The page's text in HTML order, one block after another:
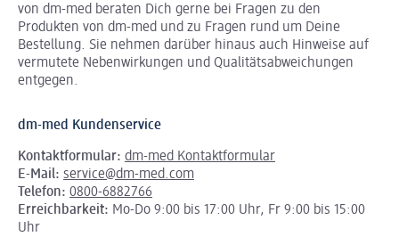
von dm-med beraten Dich gerne bei Fragen zu den
Produkten von dm-med und zu Fragen rund um Deine
Bestellung. Sie nehmen darüber hinaus auch Hinweise auf
vermutete Nebenwirkungen und Qualitätsabweichungen
entgegen.
dm-med Kundenservice
Kontaktformular: dm-med Kontaktformular
E-Mail: service@dm-med.com
Telefon: 0800-6882766
Erreichbarkeit: Mo-Do 9:00 bis 17:00 Uhr, Fr 9:00 bis 15:00
Uhr